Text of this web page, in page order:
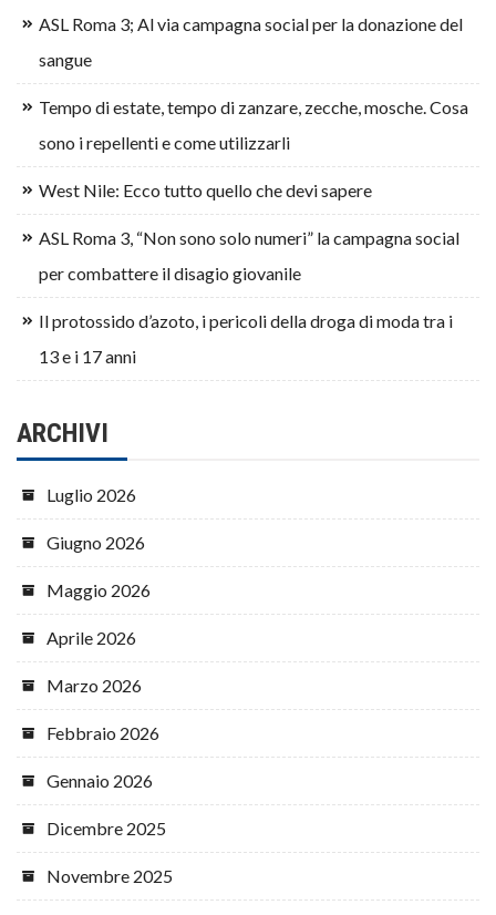
ASL Roma 3; Al via campagna social per la donazione del
sangue
Tempo di estate, tempo di zanzare, zecche, mosche. Cosa
sono i repellenti e come utilizzarli
West Nile: Ecco tutto quello che devi sapere
ASL Roma 3, “Non sono solo numeri” la campagna social
per combattere il disagio giovanile
Il protossido d’azoto, i pericoli della droga di moda tra i
13 e i 17 anni
ARCHIVI
Luglio 2026
Giugno 2026
Maggio 2026
Aprile 2026
Marzo 2026
Febbraio 2026
Gennaio 2026
Dicembre 2025
Novembre 2025